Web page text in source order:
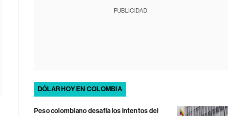
PUBLICIDAD
DÓLAR HOY EN COLOMBIA
Peso colombiano desafía los intentos del